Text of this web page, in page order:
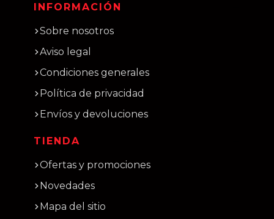
INFORMACIÓN
Sobre nosotros
Aviso legal
Condiciones generales
Política de privacidad
Envíos y devoluciones
TIENDA
Ofertas y promociones
Novedades
Mapa del sitio